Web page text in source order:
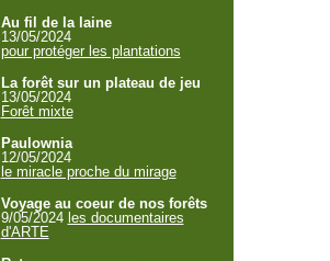
Au fil de la laine
13/05/2024
pour protéger les plantations
La forêt sur un plateau de jeu
13/05/2024
Forêt mixte
Paulownia
12/05/2024
le miracle proche du mirage
Voyage au coeur de nos forêts
9/05/2024 les documentaires
d'ARTE